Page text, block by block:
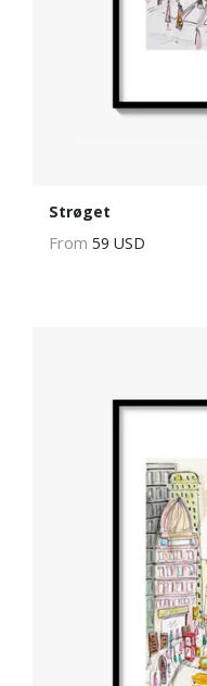
Strøget
From 59 USD